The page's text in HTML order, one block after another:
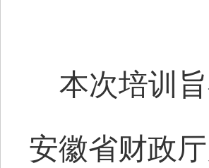
本次培训
安徽省财政